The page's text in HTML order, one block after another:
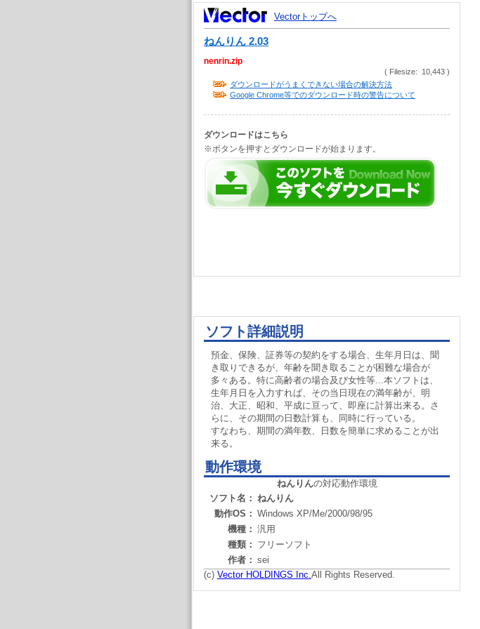
Vectorトップへ
ねんりん 2.03
nenrin.zip
( Filesize: 10,443 )
ダウンロードがうまくできない場合の解決方法
Google Chrome等でのダウンロード時の警告について
ダウンロードはこちら
※ボタンを押すとダウンロードが始まります。
ソフト詳細説明
預金、保険、証券等の契約をする場合、生年月日は、聞
き取りできるが、年齢を聞き取ることが困難な場合が
多々ある。特に高齢者の場合及び女性等...本ソフトは、
生年月日を入力すれば、その当日現在の満年齢が、明
治、大正、昭和、平成に亘って、即座に計算出来る。さ
らに、その期間の日数計算も、同時に行っている。
すなわち、期間の満年数、日数を簡単に求めることが出
来る。
動作環境
ねんりんの対応動作環境
ソフト名： ねんりん
動作OS： Windows XP/Me/2000/98/95
機種： 汎用
種類： フリーソフト
作者： sei
(c) Vector HOLDINGS Inc.All Rights Reserved.